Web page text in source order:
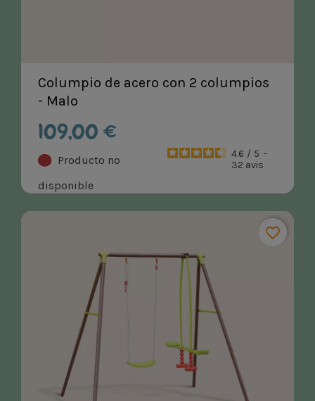
Columpio de acero con 2 columpios
- Malo
109,00 €
Producto no
disponible
4.6 / 5 -
32 avis
favorite_border